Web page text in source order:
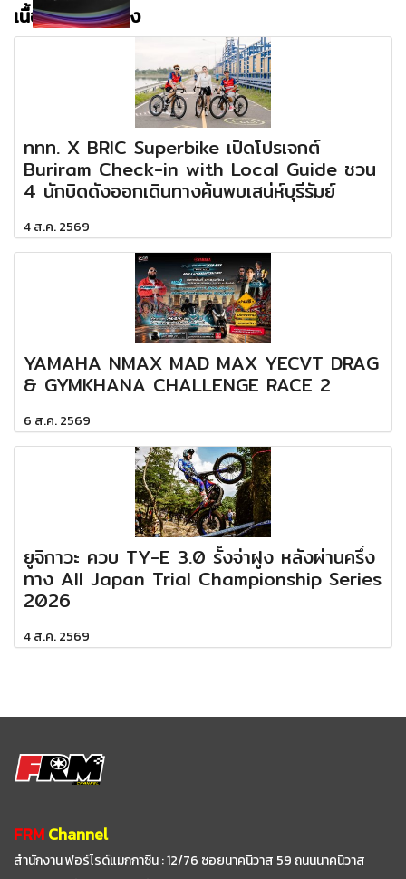
เนื้อหาที่เกี่ยวข้อง
ททท. X BRIC Superbike เปิดโปรเจกต์
Buriram Check-in with Local Guide ชวน
4 นักบิดดังออกเดินทางค้นพบเสน่ห์บุรีรัมย์
4 ส.ค. 2569
YAMAHA NMAX MAD MAX YECVT DRAG
& GYMKHANA CHALLENGE RACE 2
6 ส.ค. 2569
ยูจิกาวะ ควบ TY-E 3.0 รั้งจ่าฝูง หลังผ่านครึ่ง
ทาง All Japan Trial Championship Series
2026
4 ส.ค. 2569
FRMChannel
สำนักงาน ฟอร์ไรด์แมกกาซีน : 12/76 ซอยนาคนิวาส 59ถนนนาคนิวาส